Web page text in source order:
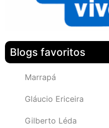
Blogs favoritos
Marrapá
Gláucio Ericeira
Gilberto Léda